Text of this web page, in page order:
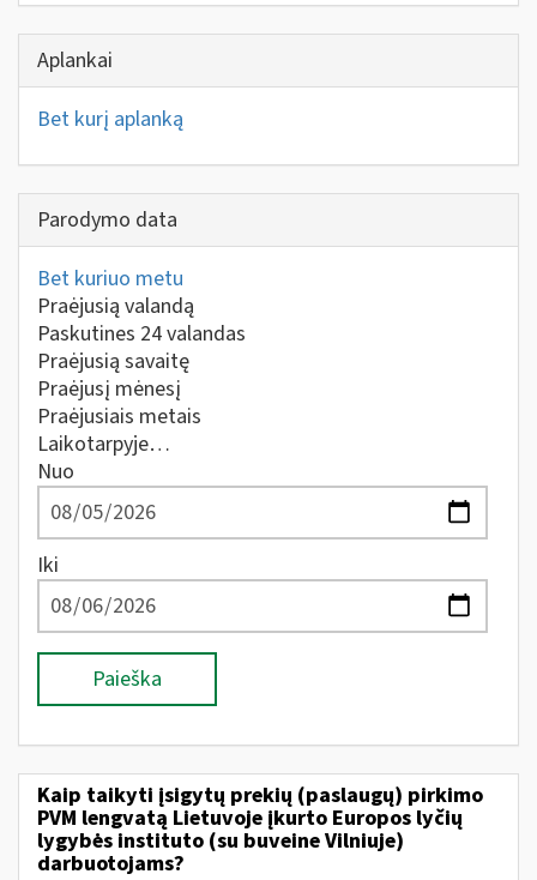
Aplankai
Bet kurį aplanką
Parodymo data
Bet kuriuo metu
Praėjusią valandą
Paskutines 24 valandas
Praėjusią savaitę
Praėjusį mėnesį
Praėjusiais metais
Laikotarpyje…
Nuo
Iki
Paieška
Kaip taikyti įsigytų prekių (paslaugų) pirkimo
PVM lengvatą Lietuvoje įkurto Europos lyčių
lygybės instituto (su buveine Vilniuje)
darbuotojams?